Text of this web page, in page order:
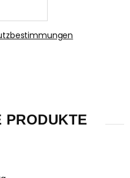
PRODUKTE